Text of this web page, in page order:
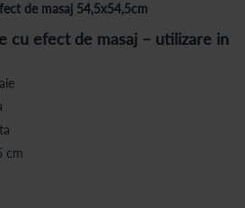
de masaj 54,5x54,5cm
cu efect de masaj – utilizare in
cm